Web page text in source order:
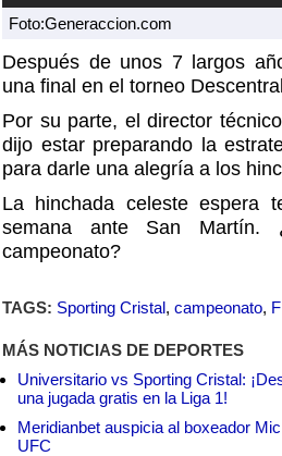
Foto:Generaccion.com
Después de unos 7 largos
una final en el torneo
Por su parte, el director
dijo estar preparando la
para darle una alegría a los
La hinchada celeste espera
semana ante San Martín.
campeonato?
TAGS: Sporting Cristal, campeonato,
MÁS NOTICIAS DE DEPORTES
Universitario vs Sporting Cristal:
una jugada gratis en la Liga 1!
Meridianbet auspicia al boxeador
UFC